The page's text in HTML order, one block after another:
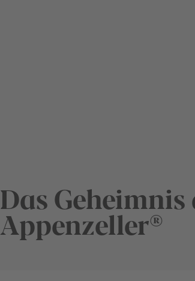
Das Geheimnis
Appenzeller®